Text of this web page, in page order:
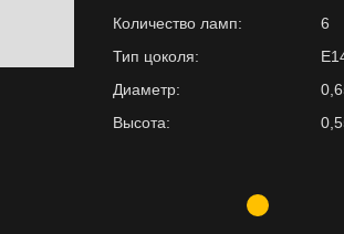
Количество ламп:
6
Тип цоколя:
Диаметр:
Высота: